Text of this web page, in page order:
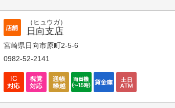
（ヒュウガ）
日向支店
宮崎県日向市原町2-5-6
0982-52-2141